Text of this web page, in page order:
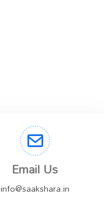
Email Us
info@saakshara.in